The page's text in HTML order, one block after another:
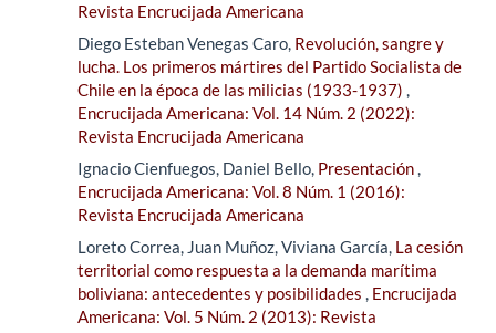
Revista Encrucijada Americana
Diego Esteban Venegas Caro, Revolución, sangre y
lucha. Los primeros mártires del Partido Socialista de
Chile en la época de las milicias (1933-1937) ,
Encrucijada Americana: Vol. 14 Núm. 2 (2022):
Revista Encrucijada Americana
Ignacio Cienfuegos, Daniel Bello, Presentación,
Encrucijada Americana: Vol. 8 Núm. 1 (2016):
Revista Encrucijada Americana
Loreto Correa, Juan Muñoz, Viviana García, La cesión
territorial como respuesta a la demanda marítima
boliviana: antecedentes y posibilidades , Encrucijada
Americana: Vol. 5 Núm. 2 (2013): Revista